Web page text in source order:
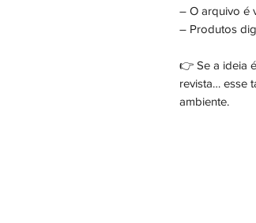
– O arquivo é
– Produtos
👉 Se a ideia
revista… esse
ambiente.